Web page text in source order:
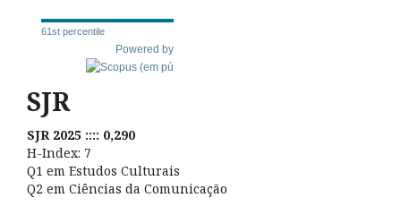
61st percentile
Powered by
SJR
SJR 2025 :::: 0,290
H-Index: 7
Q1 em Estudos Culturais
Q2 em Ciências da Comunicação